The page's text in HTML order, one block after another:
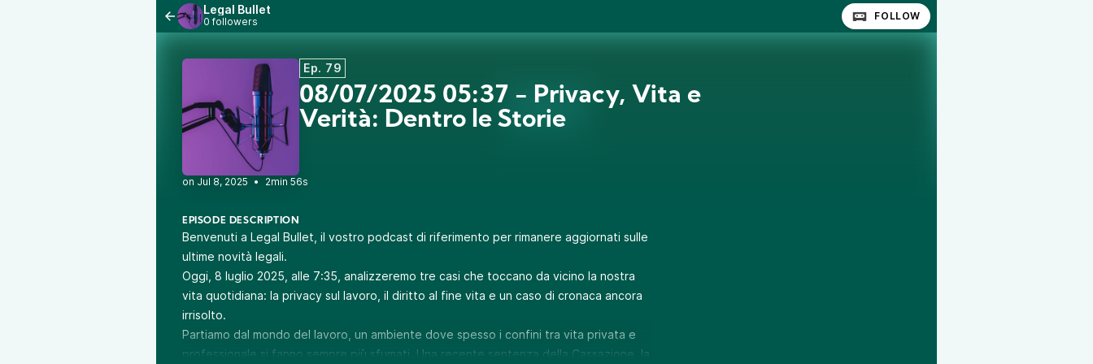
Legal Bullet
0 followers FOLLOW
Ep. 79
08/07/2025 05:37 - Privacy, Vita e
Verità: Dentro le Storie
• 2min 56s
EPISODE DESCRIPTION
Benvenuti a Legal Bullet, il vostro podcast di riferimento per rimanere aggiornati sulle
ultime novità legali.
Oggi, 8 luglio 2025, alle 7:35, analizzeremo tre casi che toccano da vicino la nostra
vita quotidiana: la privacy sul lavoro, il diritto al fine vita e un caso di cronaca ancora
irrisolto.
Partiamo dal mondo del lavoro, un ambiente dove spesso i confini tra vita privata e
professionale si fanno sempre più sfumati. Una recente sentenza della Cassazione, la